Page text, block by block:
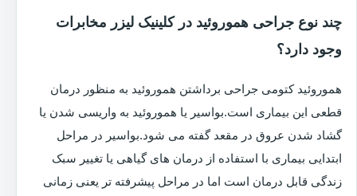
چند نوع جراحی هموروئید در کلینیک لیزر مخابرات
وجود دارد؟
هموروئید کتومی جراحی برداشتن هموروئید به منظور درمان
قطعی این بیماری است.بواسیر یا هموروئید به واریسی شدن یا
گشاد شدن عروق در مقعد گفته می شود.بواسیر در مراحل
ابتدایی بیماری با استفاده از درمان های گیاهی یا تغییر سبک
زندگی قابل درمان است اما در مراحل پیشرفته تر یعنی زمانی